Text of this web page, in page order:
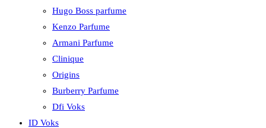
Hugo Boss parfume
Kenzo Parfume
Armani Parfume
Clinique
Origins
Burberry Parfume
Dfi Voks
ID Voks